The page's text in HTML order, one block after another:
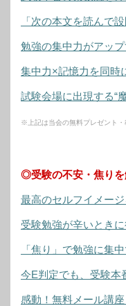
「次の本文を読んで
勉強の集中力がアッ
集中力×記憶力を同時
試験会場に出現する“
※上記は当会の無料プレゼント・
◎受験の不安・焦り
最高のセルフイメー
受験勉強が辛いときに
「焦り」で勉強に集
今E判定でも、受験本
感動！無料メール講座